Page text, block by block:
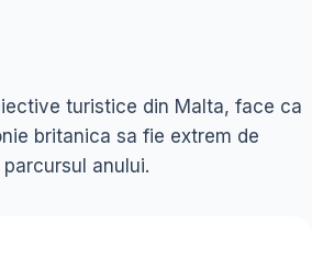
turistice din Malta, face ca
britanica sa fie extrem de
anului.